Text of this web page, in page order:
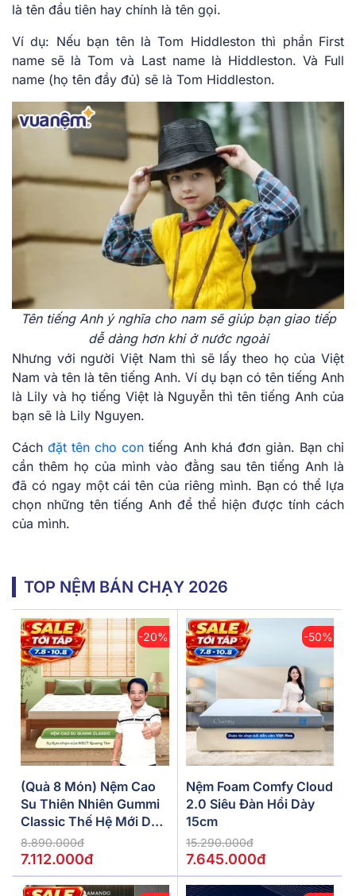
là tên đầu tiên hay chính là tên gọi.
Ví dụ: Nếu bạn tên là Tom Hiddleston thì phần First
name sẽ là Tom và Last name là Hiddleston. Và Full
name (họ tên đầy đủ) sẽ là Tom Hiddleston.
Tên tiếng Anh ý nghĩa cho nam sẽ giúp bạn giao tiếp
dễ dàng hơn khi ở nước ngoài
Nhưng với người Việt Nam thì sẽ lấy theo họ của Việt
Nam và tên là tên tiếng Anh. Ví dụ bạn có tên tiếng Anh
là Lily và họ tiếng Việt là Nguyễn thì tên tiếng Anh của
bạn sẽ là Lily Nguyen.
Cáchđặt tên cho con tiếng Anh khá đơn giản. Bạn chỉ
cần thêm họ của mình vào đằng sau tên tiếng Anh là
đã có ngay một cái tên của riêng mình. Bạn có thể lựa
chọn những tên tiếng Anh để thể hiện được tính cách
của mình.
TOP NỆM BÁN CHẠY 2026
-20%
(Quà 8 Món) Nệm Cao
Su Thiên Nhiên Gummi
Classic Thế Hệ Mới Dày
5/10/15cm
8.890.000đ
7.112.000đ
-50%
Nệm Foam Comfy Cloud
2.0 Siêu Đàn Hồi Dày
15cm
15.290.000đ
7.645.000đ